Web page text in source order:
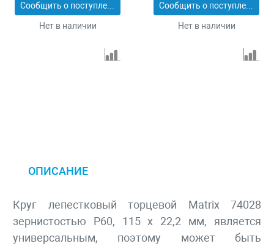
Сообщить о поступлении
Нет в наличии
Сообщить о поступлении
Нет в наличии
ОПИСАНИЕ
Круг лепестковый торцевой Matrix 74028
зернистостью Р60, 115 х 22,2 мм, является
универсальным, поэтому может быть